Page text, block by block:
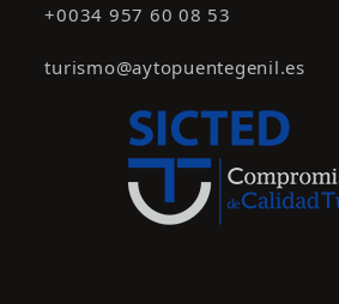
+0034 957 60 08 53
turismo@aytopuentegenil.es